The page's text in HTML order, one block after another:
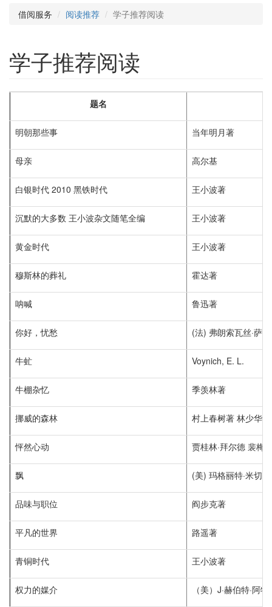
借阅服务 阅读推荐 学子推荐阅读
学子推荐阅读
题名
明朝那些事 当年明月著
母亲 高尔基
白银时代 2010 黑铁时代 王小波著
沉默的大多数 王小波杂文随笔全编 王小波著
黄金时代 王小波著
穆斯林的葬礼 霍达著
呐喊 鲁迅著
你好，忧愁 (法) 弗朗索瓦丝·萨
牛虻 Voynich, E. L.
牛棚杂忆 季羡林著
挪威的森林 村上春树著 林少华译
怦然心动 贾桂林·拜尔德 裴梅
飘 (美) 玛格丽特·米切
品味与职位 阎步克著
平凡的世界 路遥著
青铜时代 王小波著
权力的媒介 （美）J·赫伯特·阿